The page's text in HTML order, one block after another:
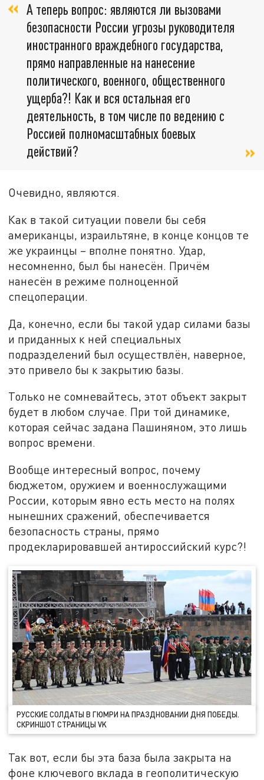
А теперь вопрос: являются ли вызовами
безопасности России угрозы руководителя
иностранного враждебного государства,
прямо направленные на нанесение
политического, военного, общественного
ущерба?! Как и вся остальная его
деятельность, в том числе по ведению с
Россией полномасштабных боевых
действий?
Очевидно, являются.
Как в такой ситуации повели бы себя
американцы, израильтяне, в конце концов те
же украинцы – вполне понятно. Удар,
несомненно, был бы нанесён. Причём
нанесён в режиме полноценной
спецоперации.
Да, конечно, если бы такой удар силами базы
и приданных к ней специальных
подразделений был осуществлён, наверное,
это привело бы к закрытию базы.
Только не сомневайтесь, этот объект закрыт
будет в любом случае. При той динамике,
которая сейчас задана Пашиняном, это лишь
вопрос времени.
Вообще интересный вопрос, почему
бюджетом, оружием и военнослужащими
России, которым явно есть место на полях
нынешних сражений, обеспечивается
безопасность страны, прямо
продекларировавшей антироссийский курс?!
РУССКИЕ СОЛДАТЫ В ГЮМРИ НА ПРАЗДНОВАНИИ ДНЯ ПОБЕДЫ.
СКРИНШОТ СТРАНИЦЫ VK
Так вот, если бы эта база была закрыта на
фоне ключевого вклада в геополитическую